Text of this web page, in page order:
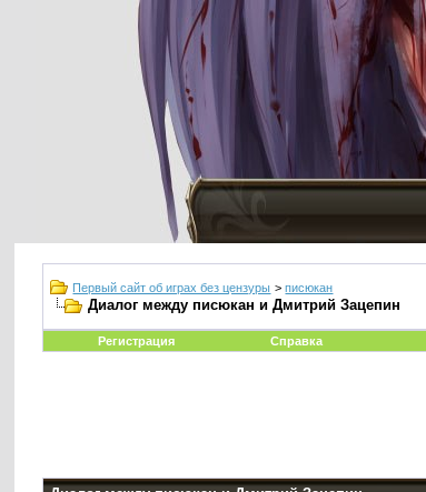
Первый сайт об играх без цензуры >писюкан
Диалог между писюкан и Дмитрий Зацепин
Регистрация
Справка